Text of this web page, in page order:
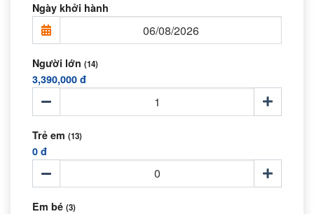
Ngày khởi hành
Người lớn (14)
3,390,000 đ
Trẻ em (13)
0 đ
Em bé (3)